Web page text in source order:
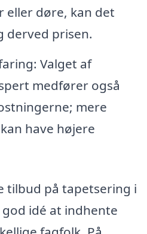
eller døre, kan det
derved prisen.
Valget af
medfører også
mere
have højere
tilbud på tapetsering i
idé at indhente